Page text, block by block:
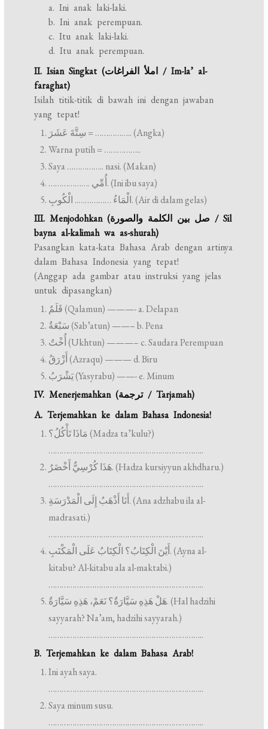
a. Ini anak laki-laki.
b. Ini anak perempuan.
c. Itu anak laki-laki.
d. Itu anak perempuan.
II. Isian Singkat (املأ الفراغات / Im-la’ al-
faraghat)
Isilah titik-titik di bawah ini dengan jawaban
yang tepat!
سِتَّةَ عَشَرَ = …………….. (Angka)
Warna putih = ……………..
Saya …………….. nasi. (Makan)
………………. أُمِّي. (Ini ibu saya)
الْمَاءُ …………….. الْكُوبِ. (Air di dalam gelas)
III. Menjodohkan (صل بين الكلمة والصورة / Sil
bayna al-kalimah wa as-shurah)
Pasangkan kata-kata Bahasa Arab dengan artinya
dalam Bahasa Indonesia yang tepat!
(Anggap ada gambar atau instruksi yang jelas
untuk dipasangkan)
قَلَمٌ (Qalamun) ———- a. Delapan
سَبْعَةٌ (Sab’atun) ——– b. Pena
أُخْتٌ (Ukhtun) ———– c. Saudara Perempuan
أَزْرَقُ (Azraqu) ——— d. Biru
يَشْرَبُ (Yasyrabu) ——- e. Minum
IV. Menerjemahkan (ترجمة / Tarjamah)
A. Terjemahkan ke dalam Bahasa Indonesia!
مَاذَا تَأْكُلُ؟ (Madza ta’kulu?)
……………………………………………………………..
هَذَا كُرْسِيٌّ أَخْضَرُ. (Hadza kursiyyun akhdharu.)
……………………………………………………………..
أَنَا أَذْهَبُ إِلَى الْمَدْرَسَةِ. (Ana adzhabu ila al-
madrasati.)
……………………………………………………………..
أَيْنَ الْكِتَابُ؟ الْكِتَابُ عَلَى الْمَكْتَبِ. (Ayna al-
kitabu? Al-kitabu ala al-maktabi.)
……………………………………………………………..
هَلْ هَذِهِ سَيَّارَةٌ؟ نَعَمْ، هَذِهِ سَيَّارَةٌ. (Hal hadzihi
sayyarah? Na’am, hadzihi sayyarah.)
……………………………………………………………..
B. Terjemahkan ke dalam Bahasa Arab!
Ini ayah saya.
……………………………………………………………..
Saya minum susu.
……………………………………………………………..